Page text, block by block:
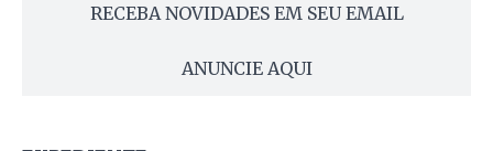
RECEBA NOVIDADES EM SEU EMAIL
ANUNCIE AQUI